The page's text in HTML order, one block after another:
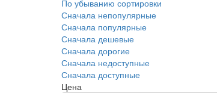
По убыванию сортировки
Сначала непопулярные
Сначала популярные
Сначала дешевые
Сначала дорогие
Сначала недоступные
Сначала доступные
Цена